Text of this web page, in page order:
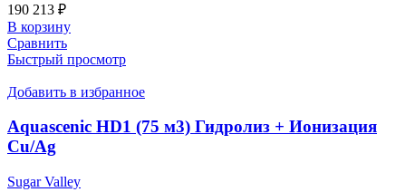
190 213 ₽
В корзину
Сравнить
Быстрый просмотр
Добавить в избранное
Aquascenic HD1 (75 м3) Гидролиз + Ионизация
Cu/Ag
Sugar Valley